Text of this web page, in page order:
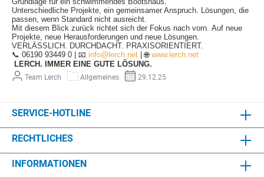
Unterschiedliche Projekte, ein gemeinsamer Anspruch. Lösungen, die
passen, wenn Standard nicht ausreicht.
Mit diesem Blick zurück richtet sich der Fokus nach vorn. Auf neue
Projekte, neue Herausforderungen und neue Lösungen.
VERLÄSSLICH. DURCHDACHT. PRAXISORIENTIERT.
📞 06190 93449 0 | 📧 info@lerch.net |🌐 www.lerch.net
LERCH. IMMER EINE GUTE LÖSUNG.
Team Lerch Allgemeines 29.12.25
SERVICE-HOTLINE
RECHTLICHES
INFORMATIONEN